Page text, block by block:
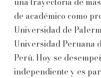
de académico como
Universidad de
Universidad Peruana
Perú. Hoy se
independiente y es